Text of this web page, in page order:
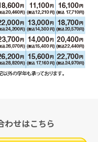
わせはこちら